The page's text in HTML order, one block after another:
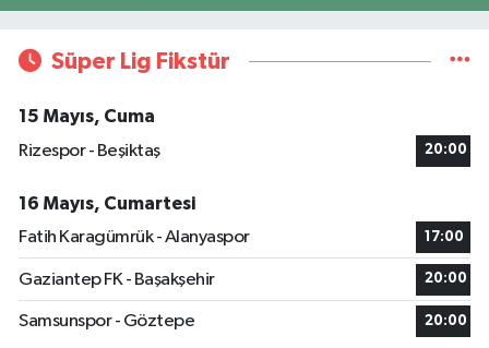
Süper Lig Fikstür
15 Mayıs, Cuma
Rizespor - Beşiktaş
20:00
16 Mayıs, Cumartesi
Fatih Karagümrük - Alanyaspor
17:00
Gaziantep FK - Başakşehir 20:00
Samsunspor - Göztepe 20:00